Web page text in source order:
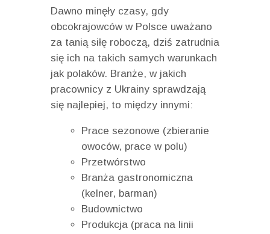
Dawno minęły czasy, gdy
obcokrajowców w Polsce uważano
za tanią siłę roboczą, dziś zatrudnia
się ich na takich samych warunkach
jak polaków. Branże, w jakich
pracownicy z Ukrainy sprawdzają
się najlepiej, to między innymi:
Prace sezonowe (zbieranie
owoców, prace w polu)
Przetwórstwo
Branża gastronomiczna
(kelner, barman)
Budownictwo
Produkcja (praca na linii